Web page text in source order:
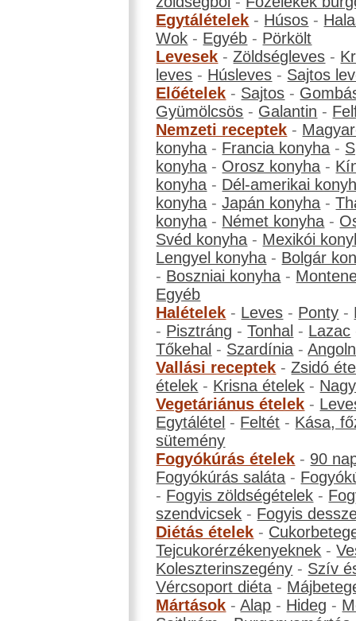
Egytálételek - Húsos -
Wok - Egyéb - Pörkölt
Levesek -Zöldségleves -
leves - Húsleves - Sajtos
Előételek - Sajtos -
Gyümölcsös - Galantin -
Nemzeti receptek -
konyha - Francia konyha -
konyha - Orosz konyha -
konyha - Dél-amerikai
konyha -Japán konyha -
konyha - Német konyha -
Svéd konyha - Mexikói
Lengyel konyha - Bolgár
- Boszniai konyha -
Egyéb
Halételek - Leves - Ponty -
- Pisztráng -Tonhal - Lazac
Tőkehal - Szardínia -
Vallási receptek -Zsidó
ételek - Krisna ételek -
Vegetáriánus ételek -
Egytálétel - Feltét - Kása,
sütemény
Fogyókúrás ételek - 90
Fogyókúrás saláta -
- Fogyis zöldségételek -
szendvicsek - Fogyis
Diétás ételek -
Tejcukorérzékenyeknek -
Koleszterinszegény - Szív
Vércsoport diéta -
Mártások -Alap - Hideg -